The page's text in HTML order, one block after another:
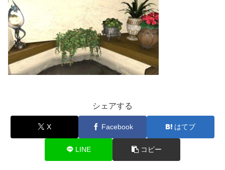
シェアする
X Facebook はてブ
LINE コピー